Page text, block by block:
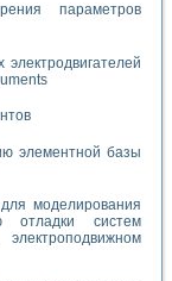
параметров
элементной базы
моделирования
отладки систем